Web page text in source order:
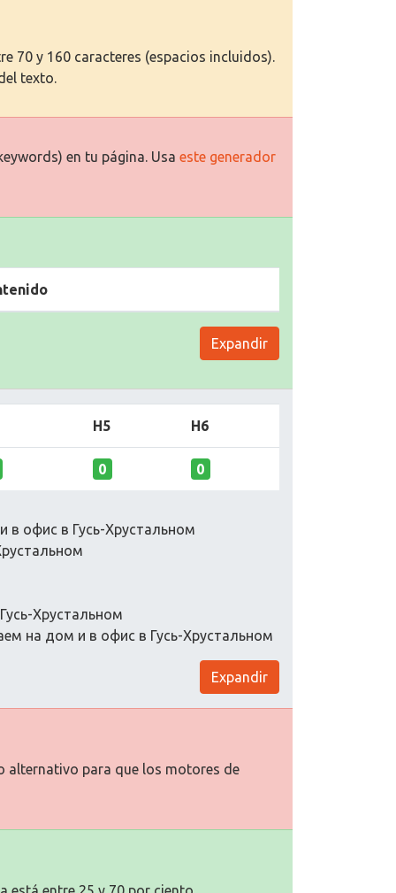
70 y 160 caracteres (espacios incluidos).
texto.
en tu página. Usa este generador
Expandir
H5 H6
0 0
офис в Гусь-Хрустальном
Хрустальном
на дом и в офис в Гусь-Хрустальном
Expandir
alternativo para que los motores de